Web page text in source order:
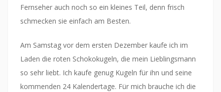
Fernseher auch noch so ein kleines Teil, denn frisch
schmecken sie einfach am Besten.
Am Samstag vor dem ersten Dezember kaufe ich im
Laden die roten Schokokugeln, die mein Lieblingsmann
so sehr liebt. Ich kaufe genug Kugeln für ihn und seine
kommenden 24 Kalendertage. Für mich brauche ich die